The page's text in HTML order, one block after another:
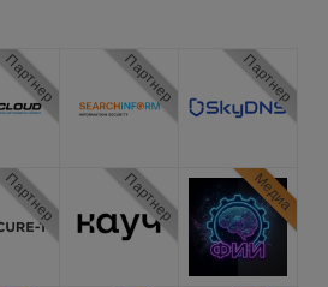
Партнер Партнер Партнер
Партнер Партнер Медиа